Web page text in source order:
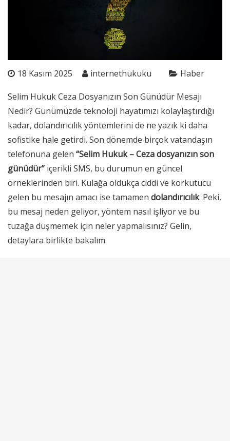
18 Kasım 2025 internethukuku Haber
Selim Hukuk Ceza Dosyanızın Son Günüdür Mesajı
Nedir? Günümüzde teknoloji hayatımızı kolaylaştırdığı
kadar, dolandırıcılık yöntemlerini de ne yazık ki daha
sofistike hale getirdi. Son dönemde birçok vatandaşın
telefonuna gelen “Selim Hukuk – Ceza dosyanızın son
günüdür” içerikli SMS, bu durumun en güncel
örneklerinden biri. Kulağa oldukça ciddi ve korkutucu
gelen bu mesajın amacı ise tamamen dolandırıcılık. Peki,
bu mesaj neden geliyor, yöntem nasıl işliyor ve bu
tuzağa düşmemek için neler yapmalısınız? Gelin,
detaylara birlikte bakalım.